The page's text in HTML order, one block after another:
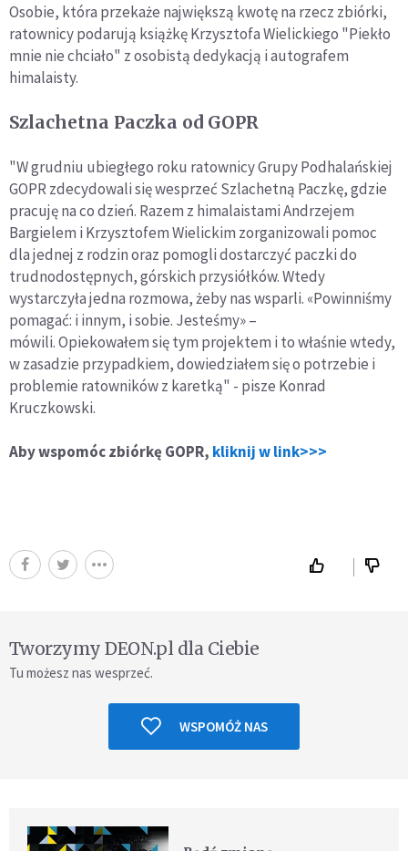
Osobie, która przekaże największą kwotę na rzecz zbiórki,
ratownicy podarują książkę Krzysztofa Wielickiego "Piekło
mnie nie chciało" z osobistą dedykacją i autografem
himalaisty.
Szlachetna Paczka od GOPR
"W grudniu ubiegłego roku ratownicy Grupy Podhalańskiej
GOPR zdecydowali się wesprzeć Szlachetną Paczkę, gdzie
pracuję na co dzień. Razem z himalaistami Andrzejem
Bargielem i Krzysztofem Wielickim zorganizowali pomoc
dla jednej z rodzin oraz pomogli dostarczyć paczki do
trudnodostępnych, górskich przysiółków. Wtedy
wystarczyła jedna rozmowa, żeby nas wsparli. «Powinniśmy
pomagać: i innym, i sobie. Jesteśmy» –
mówili. Opiekowałem się tym projektem i to właśnie wtedy,
w zasadzie przypadkiem, dowiedziałem się o potrzebie i
problemie ratowników z karetką" - pisze Konrad
Kruczkowski.
Aby wspomóc zbiórkę GOPR, kliknij w link>>>
Tworzymy DEON.pl dla Ciebie
Tu możesz nas wesprzeć.
WSPOMÓŻ NAS